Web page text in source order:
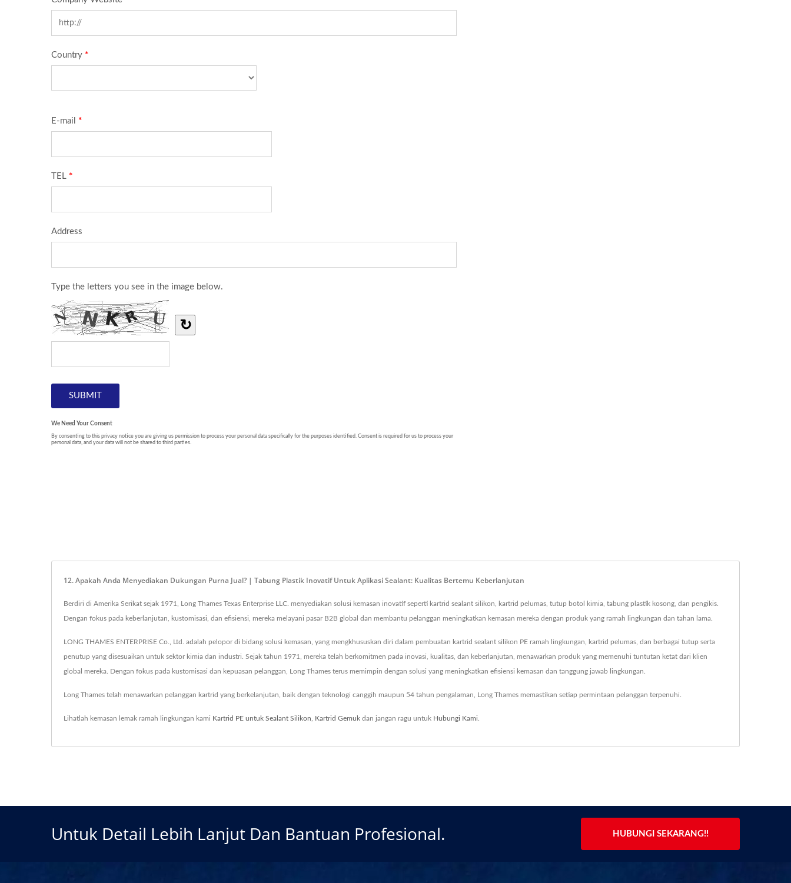
12. Apakah Anda Menyediakan Dukungan Purna Jual? | Tabung Plastik Inovatif Untuk Aplikasi Sealant: Kualitas Bertemu Keberlanjutan
Berdiri di Amerika Serikat sejak 1971, Long Thames Texas Enterprise LLC. menyediakan solusi kemasan inovatif seperti kartrid sealant silikon, kartrid pelumas, tutup botol kimia, tabung plastik kosong, dan pengikis.
Dengan fokus pada keberlanjutan, kustomisasi, dan efisiensi, mereka melayani pasar B2B global dan membantu pelanggan meningkatkan kemasan mereka dengan produk yang ramah lingkungan dan tahan lama.
LONG THAMES ENTERPRISE Co., Ltd. adalah pelopor di bidang solusi kemasan, yang mengkhususkan diri dalam pembuatan kartrid sealant silikon PE ramah lingkungan, kartrid pelumas, dan berbagai tutup serta
penutup yang disesuaikan untuk sektor kimia dan industri. Sejak tahun 1971, mereka telah berkomitmen pada inovasi, kualitas, dan keberlanjutan, menawarkan produk yang memenuhi tuntutan ketat dari klien
global mereka. Dengan fokus pada kustomisasi dan kepuasan pelanggan, Long Thames terus memimpin dengan solusi yang meningkatkan efisiensi kemasan dan tanggung jawab lingkungan.
Long Thames telah menawarkan pelanggan kartrid yang berkelanjutan, baik dengan teknologi canggih maupun 54 tahun pengalaman, Long Thames memastikan setiap permintaan pelanggan terpenuhi.
Lihatlah kemasan lemak ramah lingkungan kami Kartrid PE untuk Sealant Silikon Kartrid Gemuk dan jangan ragu untuk Hubungi Kami
Untuk Detail Lebih Lanjut Dan Bantuan Profesional. HUBUNGI SEKARANG!!